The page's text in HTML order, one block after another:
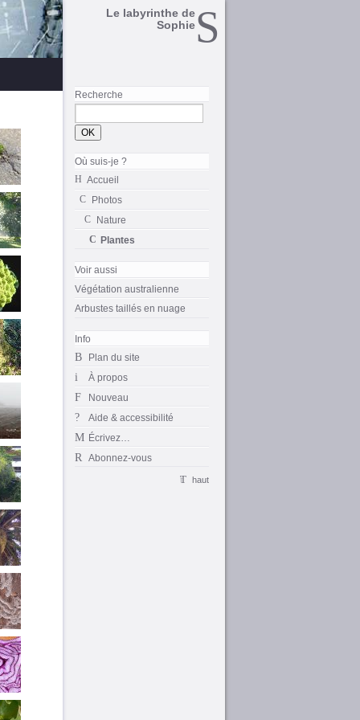
Le labyrinthe de
Sophie
Recherche
Où suis-je ?
Accueil
Photos
Nature
Plantes
Voir aussi
Végétation australienne
Arbustes taillés en nuage
Info
Plan du site
À propos
Nouveau
Aide & accessibilité
Écrivez…
Abonnez-vous
haut